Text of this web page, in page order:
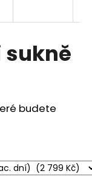
budete